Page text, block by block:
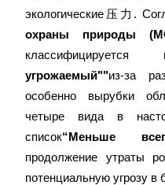
Изучите стейкинг
Узнайте о пассивном
Bitrue
экологические压力.
охраны природы
классифицируется
угрожаемый""из-за
особенно вырубки
четыре вида в
список“Меньше
продолжение утраты
потенциальную угрозу в